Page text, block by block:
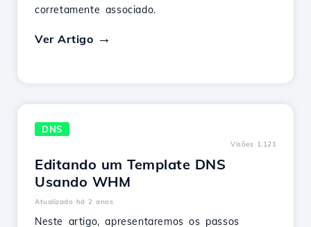
corretamente associado.
Ver Artigo
DNS
Visões 1,121
Editando um Template DNS
Usando WHM
Atualizado há 2 anos
Neste artigo, apresentaremos os passos